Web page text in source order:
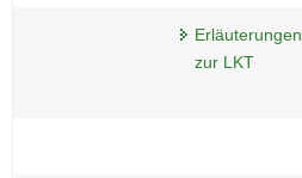
Erläuterungen
zur LKT